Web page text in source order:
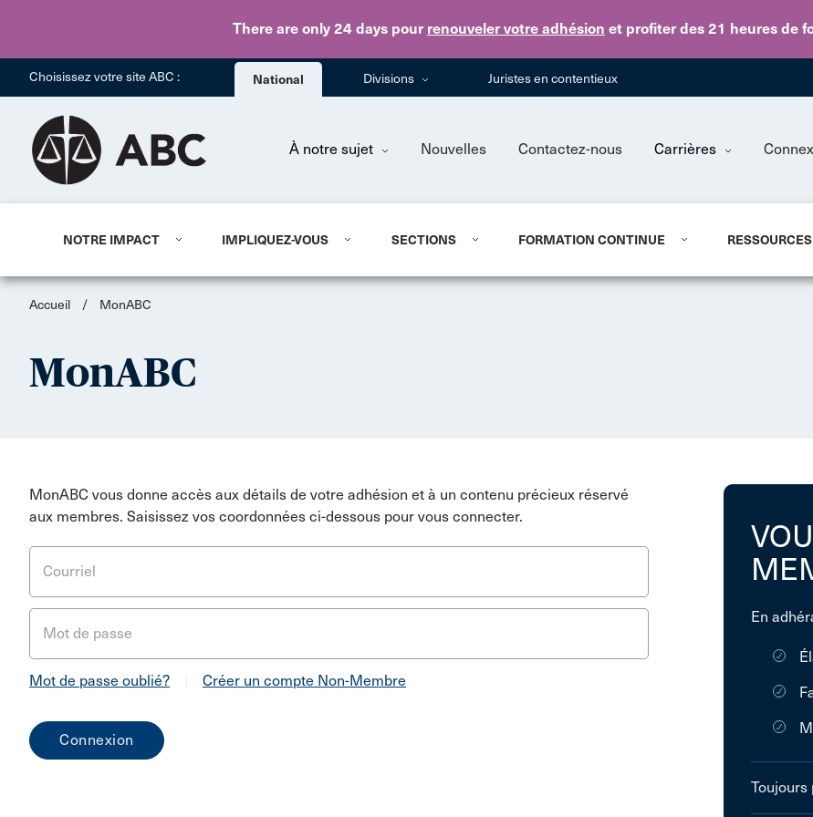
There are only 24 days pour renouveler votre adhésion et profiter des 21 heures de
Skip to main content
Choisissez votre site ABC : National Divisions Juristes en contentieux
À notre sujet Nouvelles Contactez-nous Carrières
NOTRE IMPACT IMPLIQUEZ-VOUS SECTIONS FORMATION CONTINUE RESSOURCES
Accueil / MonABC
MonABC
MonABC vous donne accès aux détails de votre adhésion et à un contenu précieux réservé
aux membres. Saisissez vos coordonnées ci-dessous pour vous connecter.
Courriel
Mot de passe
Mot de passe oublié? Créer un compte Non-Membre
En
Toujours